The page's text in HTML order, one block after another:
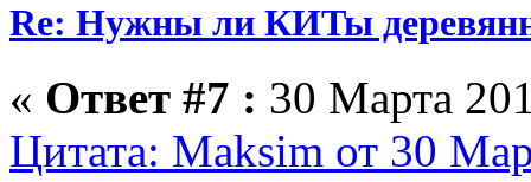
Re: Нужны ли КИТы
« Ответ #7 : 30 Марта
Цитата: Maksim от 30